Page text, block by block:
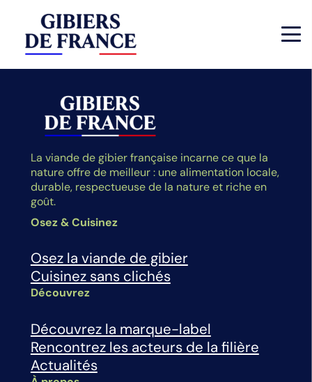
La viande de gibier française incarne ce que la
nature offre de meilleur : une alimentation locale,
durable, respectueuse de la nature et riche en
goût.
Osez & Cuisinez
Osez la viande de gibier
Cuisinez sans clichés
Découvrez
Découvrez la marque-label
Rencontrez les acteurs de la filière
Actualités